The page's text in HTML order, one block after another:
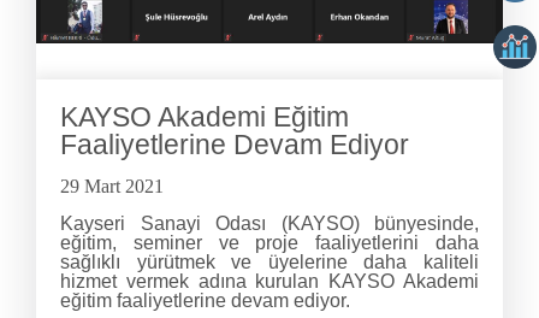
KAYSO Akademi Eğitim
Faaliyetlerine Devam Ediyor
29 Mart 2021
Kayseri Sanayi Odası (KAYSO) bünyesinde,
eğitim, seminer ve proje faaliyetlerini daha
sağlıklı yürütmek ve üyelerine daha kaliteli
hizmet vermek adına kurulan KAYSO Akademi
eğitim faaliyetlerine devam ediyor.